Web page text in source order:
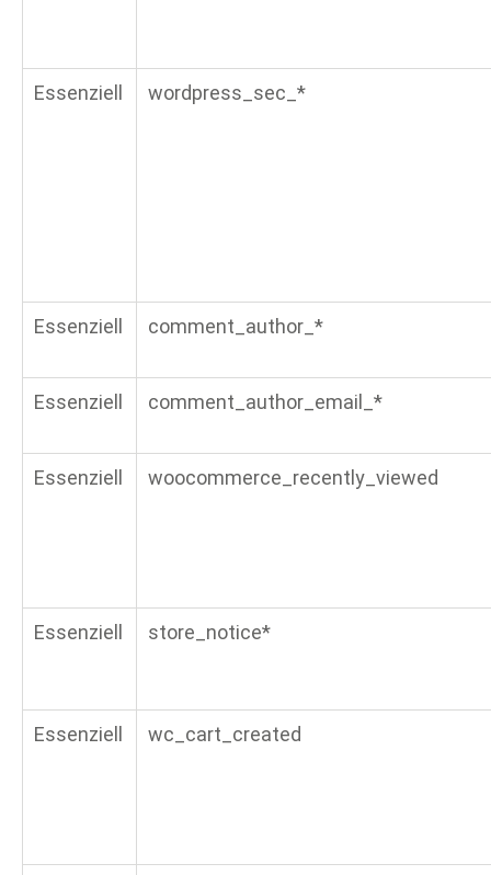
Essenziell wordpress_sec_*
Essenziell comment_author_*
Essenziell comment_author_email_*
Essenziell woocommerce_recently_viewed
Essenziell store_notice*
Essenziell wc_cart_created